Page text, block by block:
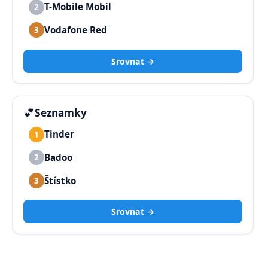
2 T-Mobile Mobil
3 Vodafone Red
Srovnat →
💕Seznamky
1 Tinder
2 Badoo
3 Štístko
Srovnat →